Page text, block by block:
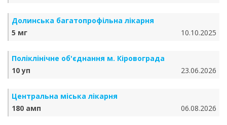
Долинська багатопрофільна лікарня
5 мг
10.10.2025
Поліклінічне об'єднання м. Кіровограда
10 уп
23.06.2026
Центральна міська лікарня
180 амп
06.08.2026